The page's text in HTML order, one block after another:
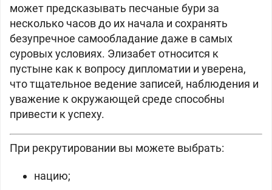
может предсказывать песчаные бури за
несколько часов до их начала и сохранять
безупречное самообладание даже в самых
суровых условиях. Элизабет относится к
пустыне как к вопросу дипломатии и уверена,
что тщательное ведение записей, наблюдения и
уважение к окружающей среде способны
привести к успеху.
При рекрутировании вы можете выбрать:
нацию;